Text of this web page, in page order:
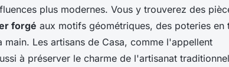
plus modernes. Vous y trouverez des
forgé aux motifs géométriques, des poteries en
Les artisans de Casa, comme l'appellent
à préserver le charme de l'artisanat